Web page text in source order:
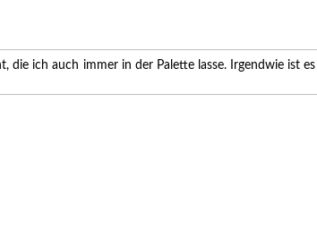
die ich auch immer in der Palette lasse. Irgendwie ist